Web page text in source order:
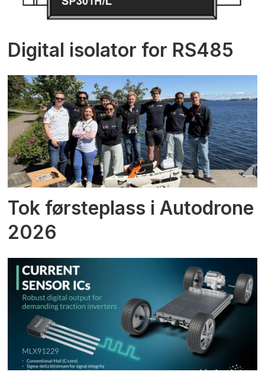
Digital isolator for RS485
Tok førsteplass i Autodrone
2026